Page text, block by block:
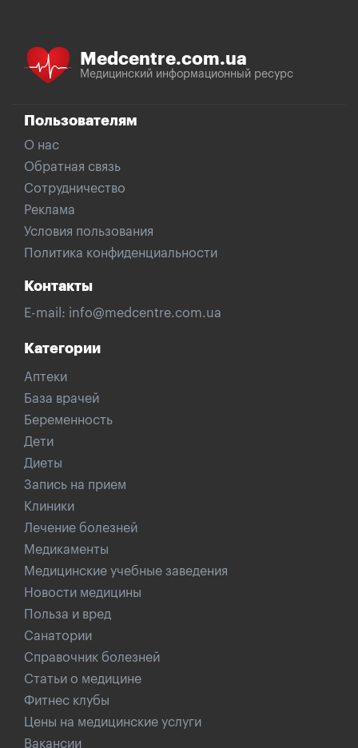
Medcentre.com.ua
Медицинский информационный ресурс
Пользователям
О нас
Обратная связь
Сотрудничество
Реклама
Условия пользования
Политика конфиденциальности
Контакты
E-mail: info@medcentre.com.ua
Категории
Аптеки
База врачей
Беременность
Дети
Диеты
Запись на прием
Клиники
Лечение болезней
Медикаменты
Медицинские учебные заведения
Новости медицины
Польза и вред
Санатории
Справочник болезней
Статьи о медицине
Фитнес клубы
Цены на медицинские услуги
Вакансии